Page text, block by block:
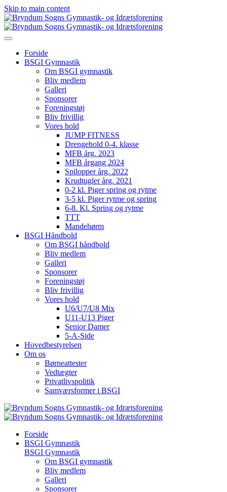
Skip to main content
Forside
BSGI Gymnastik
Om BSGI gymnastik
Bliv medlem
Galleri
Sponsorer
Foreningstøj
Bliv frivillig
Vores hold
JUMP FITNESS
Drengehold 0-4. klasse
MFB årg. 2023
MFB årgang 2024
Spilopper årg. 2022
Krudtugler årg. 2021
0-2 kl. Piger spring og rytme
3-5 kl. Piger rytme og spring
6-8. Kl. Spring og rytme
TTT
Mandehørm
BSGI Håndbold
Om BSGI håndbold
Bliv medlem
Galleri
Sponsorer
Foreningstøj
Bliv frivillig
Vores hold
U6/U7/U8 Mix
U11-U13 Piger
Senior Damer
5-A-Side
Hovedbestyrelsen
Om os
Børneattester
Vedtægter
Privatlivspolitik
Samværsformer i BSGI
Forside
BSGI Gymnastik
BSGI Gymnastik
Om BSGI gymnastik
Bliv medlem
Galleri
Sponsorer